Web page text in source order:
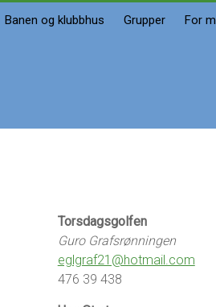
Banen og klubbhus Grupper For
Torsdagsgolfen
Guro Grafsrønningen
eglgraf21@hotmail.com
476 39 438